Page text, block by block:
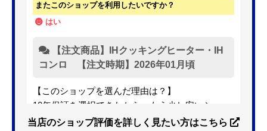
またこのショップを利用したいですか？
はい
【注文商品】IHクッキングヒーター・IH
コンロ 【注文時期】2026年01月頃
【このショップを選んだ理由は？】
10年保証を選択できたから。もう少し安いショッ
プも有ったが、5年保証しかなかった。
当店のショップ評価を詳しく見たい方はこちら